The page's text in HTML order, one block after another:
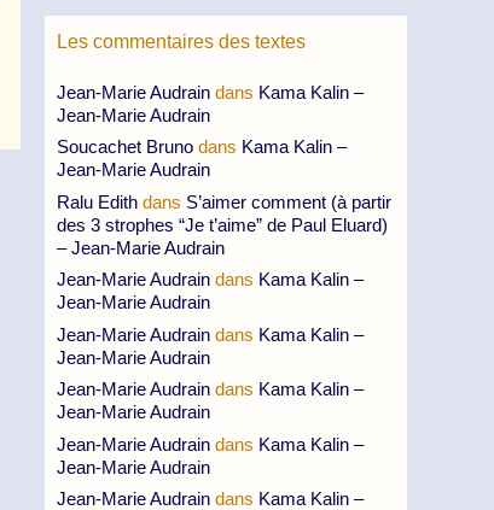
Les commentaires des textes
Jean-Marie Audrain dans Kama Kalin –
Jean-Marie Audrain
Soucachet Bruno dans Kama Kalin –
Jean-Marie Audrain
Ralu Edith dans S’aimer comment (à partir
des 3 strophes “Je t’aime” de Paul Eluard)
– Jean-Marie Audrain
Jean-Marie Audrain dans Kama Kalin –
Jean-Marie Audrain
Jean-Marie Audrain dans Kama Kalin –
Jean-Marie Audrain
Jean-Marie Audrain dans Kama Kalin –
Jean-Marie Audrain
Jean-Marie Audrain dans Kama Kalin –
Jean-Marie Audrain
Jean-Marie Audrain dans Kama Kalin –